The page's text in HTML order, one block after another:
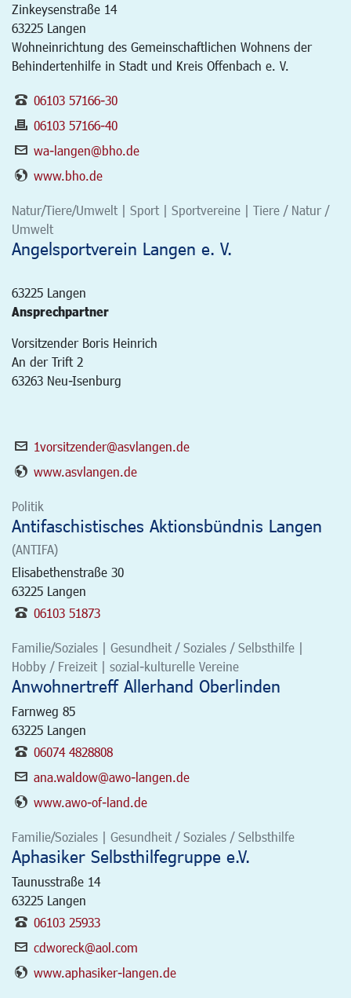
Zinkeysenstraße 14
63225 Langen
Wohneinrichtung des Gemeinschaftlichen Wohnens der
Behindertenhilfe in Stadt und Kreis Offenbach e. V.
06103 57166-30
06103 57166-40
wa-langen@bho.de
www.bho.de
Natur/Tiere/Umwelt | Sport | Sportvereine | Tiere / Natur /
Umwelt
Angelsportverein Langen e. V.
63225 Langen
Ansprechpartner
Vorsitzender Boris Heinrich
An der Trift 2
63263 Neu-Isenburg
1vorsitzender@asvlangen.de
www.asvlangen.de
Politik
Antifaschistisches Aktionsbündnis Langen
(ANTIFA)
Elisabethenstraße 30
63225 Langen
06103 51873
Familie/Soziales | Gesundheit / Soziales / Selbsthilfe |
Hobby / Freizeit | sozial-kulturelle Vereine
Anwohnertreff Allerhand Oberlinden
Farnweg 85
63225 Langen
06074 4828808
ana.waldow@awo-langen.de
www.awo-of-land.de
Familie/Soziales | Gesundheit / Soziales / Selbsthilfe
Aphasiker Selbsthilfegruppe e.V.
Taunusstraße 14
63225 Langen
06103 25933
cdworeck@aol.com
www.aphasiker-langen.de